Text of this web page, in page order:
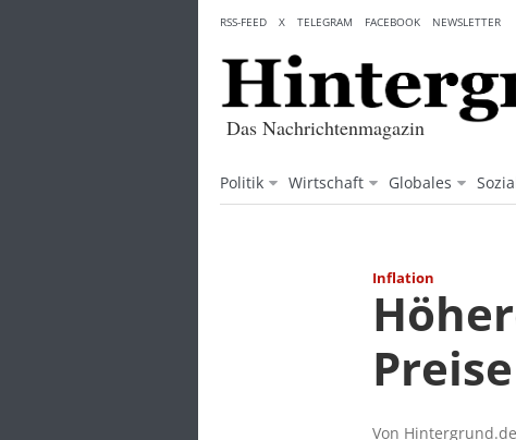
content
Das Nachrichtenmagazin
Politik Wirtschaft Globales
RSS-FEED X TELEGRAM FACEBOOK NEWSLETTER
Inflation
Preise
Von